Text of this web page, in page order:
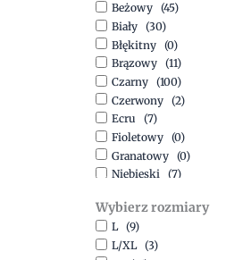
Beżowy (45)
Biały (30)
Błękitny (0)
Brązowy (11)
Czarny (100)
Czerwony (2)
Ecru
(7)
Fioletowy (0)
Granatowy (0)
Niebieski (7)
Pomarańczowy
(2)
Różowy
Srebrny
Wybierz rozmiary
L (9)
L/XL (3)